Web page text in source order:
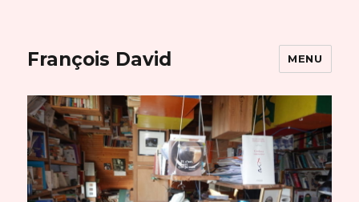
François David MENU